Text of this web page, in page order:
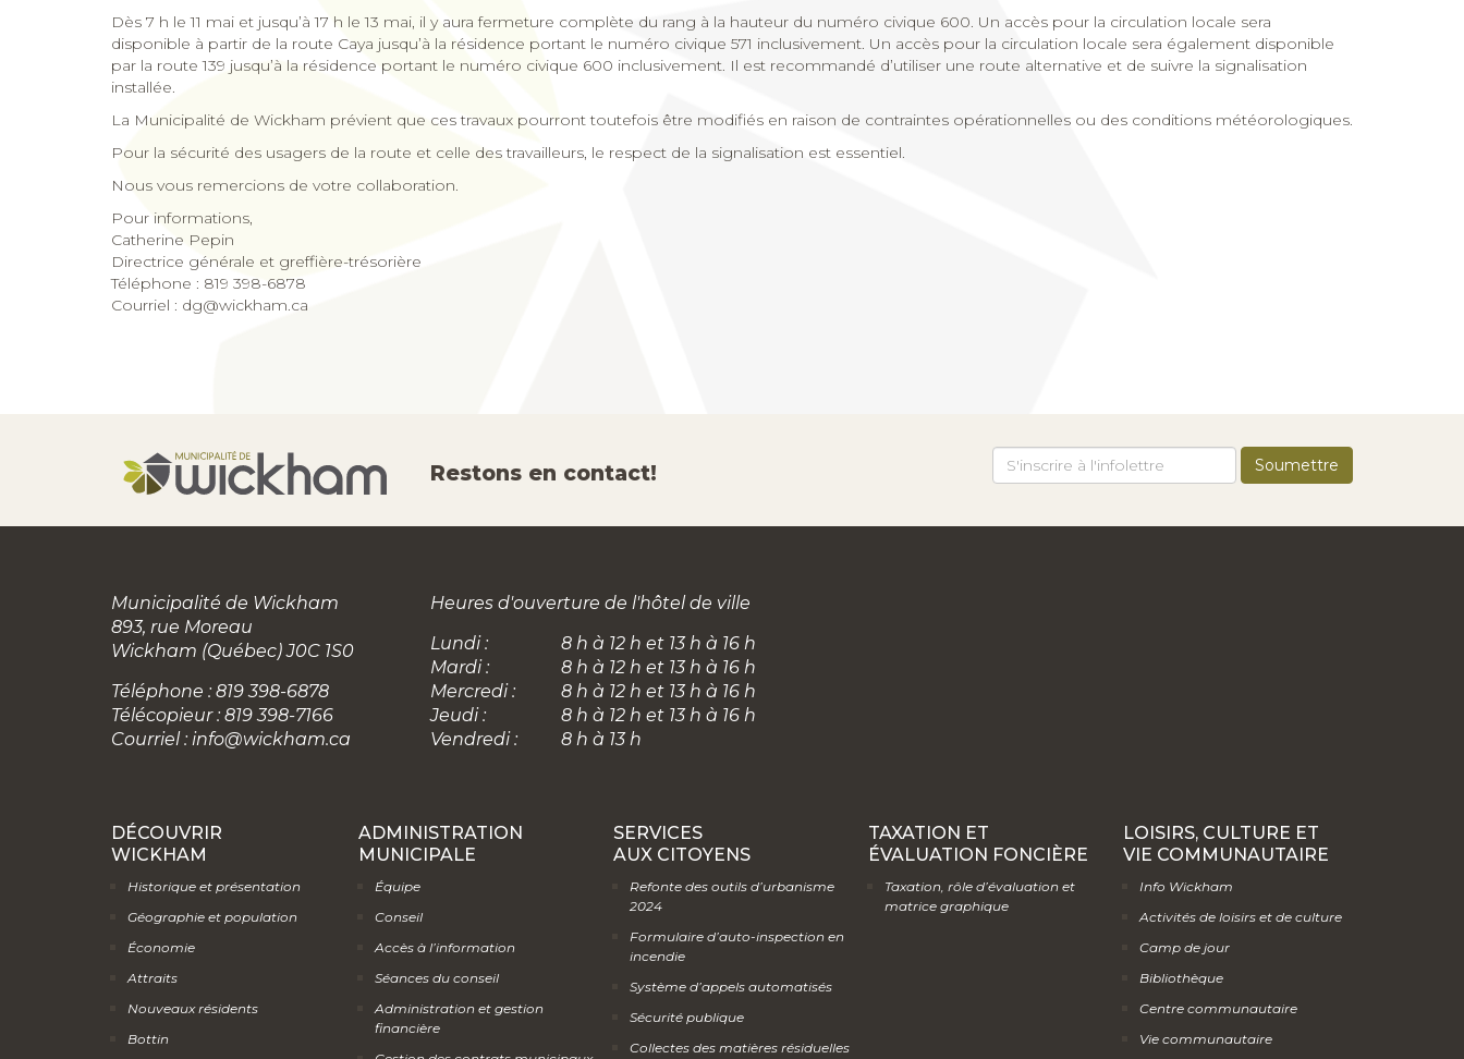
Dès 7 h le 11 mai et jusqu’à 17 h le 13 mai, il y aura fermeture complète du rang à la hauteur du numéro civique 600. Un accès pour la circulation locale sera
disponible à partir de la route Caya jusqu’à la résidence portant le numéro civique 571 inclusivement. Un accès pour la circulation locale sera également disponible
par la route 139 jusqu’à la résidence portant le numéro civique 600 inclusivement. Il est recommandé d’utiliser une route alternative et de suivre la signalisation
installée.
La Municipalité de Wickham prévient que ces travaux pourront toutefois être modifiés en raison de contraintes opérationnelles ou des conditions météorologiques.
Pour la sécurité des usagers de la route et celle des travailleurs, le respect de la signalisation est essentiel.
Nous vous remercions de votre collaboration.
Pour informations,
Catherine Pepin
Directrice générale et greffière-trésorière
Téléphone : 819 398-6878
Courriel : dg@wickham.ca
Restons en contact!
Municipalité de Wickham
893, rue Moreau
Wickham (Québec) J0C 1S0
Téléphone : 819 398-6878
Télécopieur : 819 398-7166
Courriel : info@wickham.ca
Heures d'ouverture de l'hôtel de ville
Lundi :
8 h à 12 h et 13 h à 16 h
Mardi :
8 h à 12 h et 13 h à 16 h
Mercredi :
8 h à 12 h et 13 h à 16 h
Jeudi :
8 h à 12 h et 13 h à 16 h
Vendredi :
8 h à 13 h
DÉCOUVRIR
WICKHAM
Historique et présentation
Géographie et population
Économie
Attraits
Nouveaux résidents
Bottin
ADMINISTRATION
MUNICIPALE
Équipe
Conseil
Accès à l’information
Séances du conseil
Administration et gestion
financière
SERVICES
AUX CITOYENS
Refonte des outils d’urbanisme
2024
Formulaire d’auto-inspection en
incendie
Système d’appels automatisés
Sécurité publique
Collectes des matières résiduelles
TAXATION ET
ÉVALUATION FONCIÈRE
Taxation, rôle d’évaluation et
matrice graphique
LOISIRS, CULTURE ET
VIE COMMUNAUTAIRE
Info Wickham
Activités de loisirs et de culture
Camp de jour
Bibliothèque
Centre communautaire
Vie communautaire